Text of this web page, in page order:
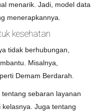
menarik. Jadi, model data
menerapkannya.
kesehatan
tidak berhubungan,
Misalnya,
Demam Berdarah.
sebaran layanan
Juga tentang